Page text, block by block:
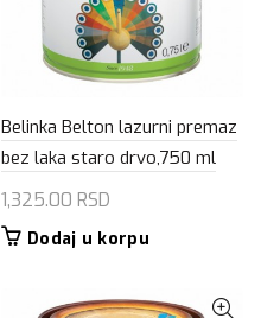
Belinka Belton lazurni premaz
bez laka staro drvo,750 ml
1,325.00 RSD
Dodaj u korpu